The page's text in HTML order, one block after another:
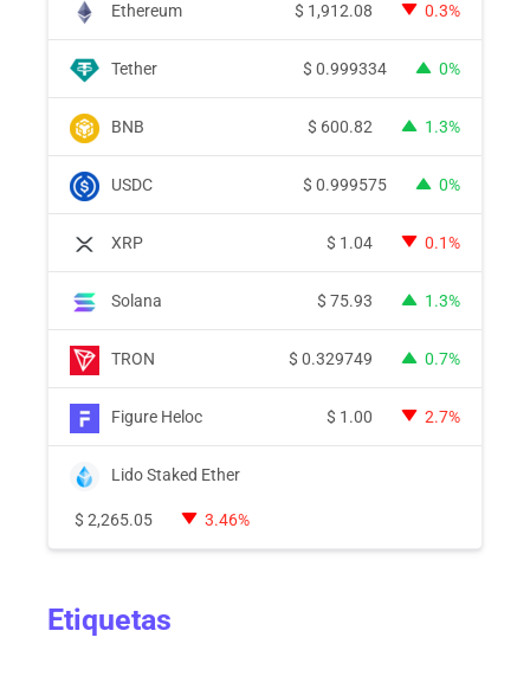
Ethereum $ 1,912.08 0.3%
Tether $ 0.999334 0%
BNB $ 600.82 1.3%
USDC $ 0.999575 0%
XRP $ 1.04 0.1%
Solana $ 75.93 1.3%
TRON $ 0.329749 0.7%
Figure Heloc $ 1.00 2.7%
Lido Staked Ether
$ 2,265.05 3.46%
Etiquetas